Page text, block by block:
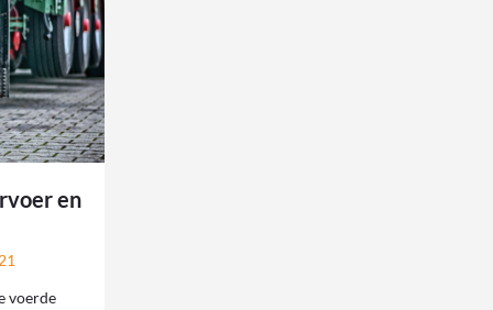
en
voerde